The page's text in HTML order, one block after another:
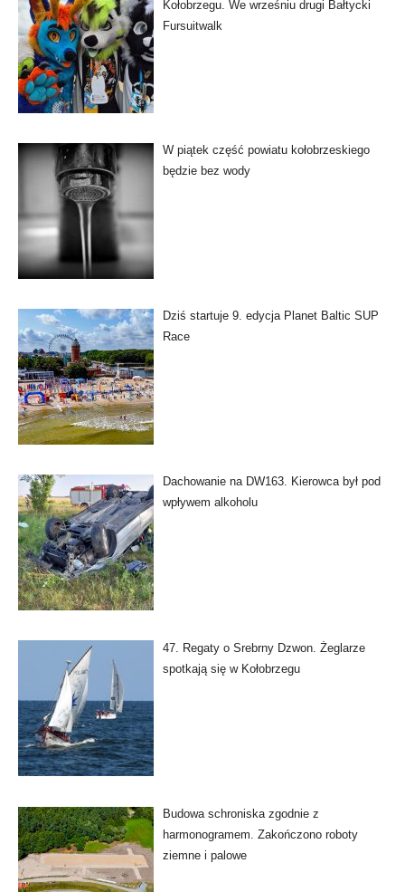
Kołobrzegu. We wrześniu drugi Bałtycki
Fursuitwalk
W piątek część powiatu kołobrzeskiego
będzie bez wody
Dziś startuje 9. edycja Planet Baltic SUP
Race
Dachowanie na DW163. Kierowca był pod
wpływem alkoholu
47. Regaty o Srebrny Dzwon. Żeglarze
spotkają się w Kołobrzegu
Budowa schroniska zgodnie z
harmonogramem. Zakończono roboty
ziemne i palowe